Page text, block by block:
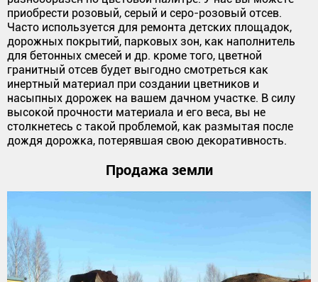
приобрести розовый, серый и серо-розовый отсев.
Часто используется для ремонта детских площадок,
дорожных покрытий, парковых зон, как наполнитель
для бетонных смесей и др. кроме того, цветной
гранитный отсев будет выгодно смотреться как
инертный материал при создании цветников и
насыпных дорожек на вашем дачном участке. В силу
высокой прочности материала и его веса, вы не
столкнетесь с такой проблемой, как размытая после
дождя дорожка, потерявшая свою декоративность.
Продажа земли